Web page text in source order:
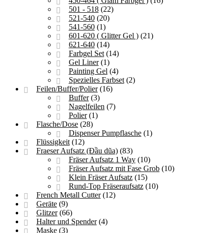
501 - 518 (22)
521-540 (20)
541-560 (1)
601-620 ( Glitter Gel ) (21)
621-640 (14)
Farbgel Set (14)
Gel Liner (1)
Painting Gel (4)
Spezielles Farbset (2)
Feilen/Buffer/Polier (16)
Buffer (3)
Nagelfeilen (7)
Polier (1)
Flasche/Dose (28)
Dispenser Pumpflasche (1)
Flüssigkeit (12)
Fraeser Aufsatz (Đầu dũa) (83)
Fräser Aufsatz 1 Way (10)
Fräser Aufsatz mit Fase Grob (10)
Klein Fräser Aufsatz (15)
Rund-Top Fräseraufsatz (10)
French Metall Cutter (12)
Geräte (9)
Glitzer (66)
Halter und Spender (4)
Maske (3)